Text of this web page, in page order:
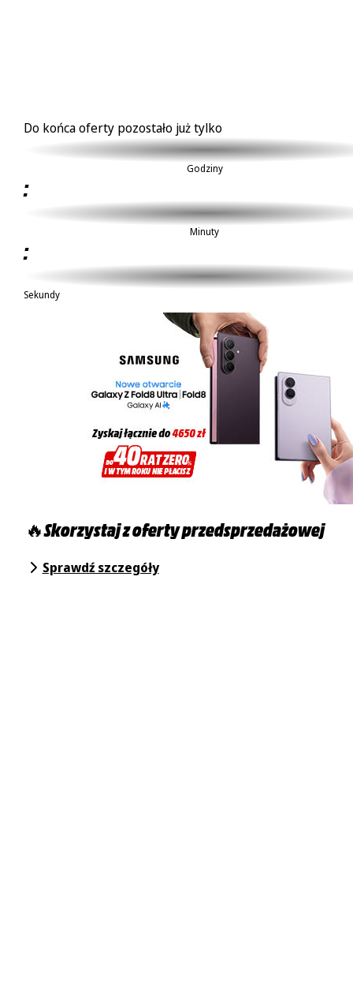
Do końca oferty pozostało już tylko
XX
Godziny
:
XX
Minuty
:
Sekundy
🔥Skorzystaj z oferty przedsprzedażowej
Sprawdź szczegóły